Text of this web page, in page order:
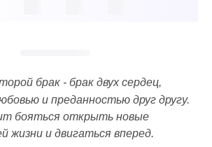
брак - брак двух сердец,
и преданностью друг другу.
бояться открыть новые
жизни и двигаться вперед.